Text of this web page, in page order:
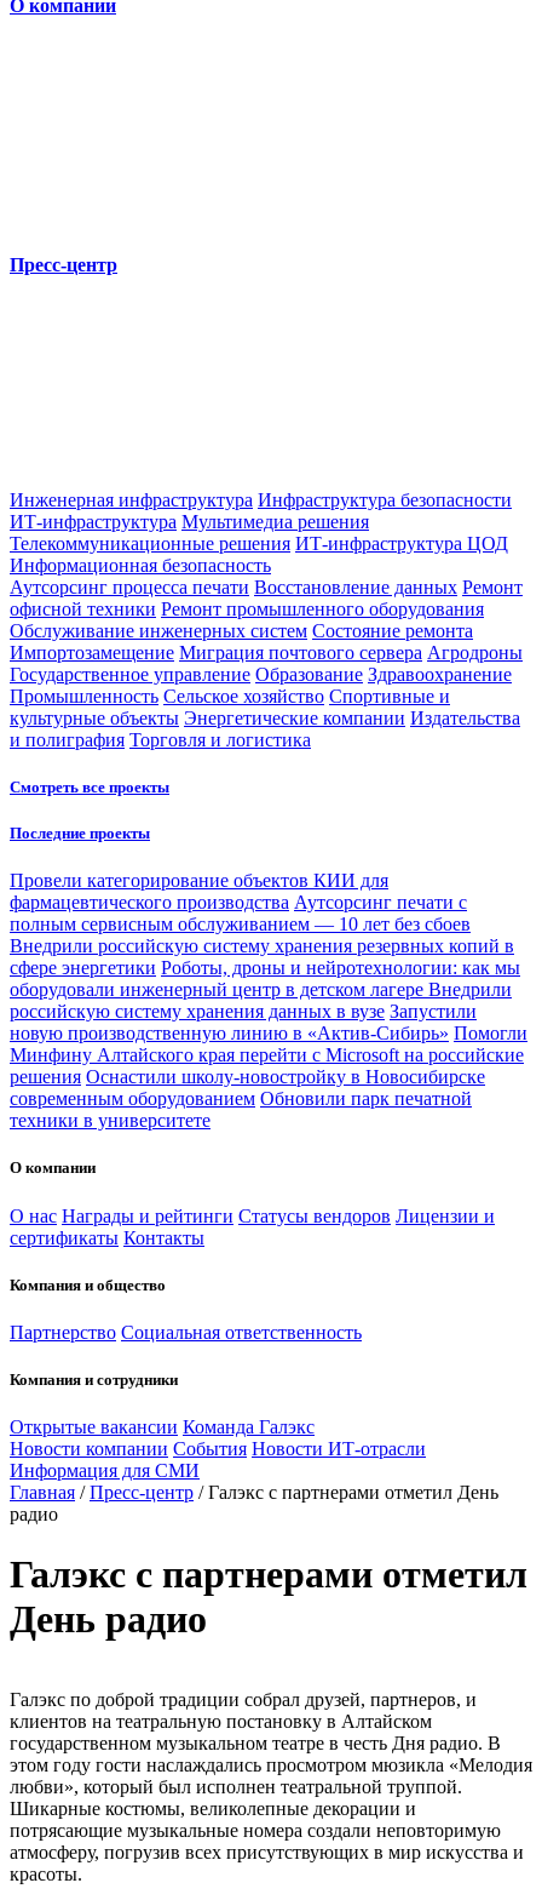
О компании
Пресс-центр
Инженерная инфраструктура Инфраструктура безопасности
ИТ-инфраструктура Мультимедиа решения
Телекоммуникационные решения ИТ-инфраструктура ЦОД
Информационная безопасность
Аутсорсинг процесса печати Восстановление данных Ремонт
офисной техники Ремонт промышленного оборудования
Обслуживание инженерных систем Состояние ремонта
Импортозамещение Миграция почтового сервера Агродроны
Государственное управление Образование Здравоохранение
Промышленность Сельское хозяйство Спортивные и
культурные объекты Энергетические компании Издательства
и полиграфия Торговля и логистика
Смотреть все проекты
Последние проекты
Провели категорирование объектов КИИ для
фармацевтического производства Аутсорсинг печати с
полным сервисным обслуживанием — 10 лет без сбоев
Внедрили российскую систему хранения резервных копий в
сфере энергетики Роботы, дроны и нейротехнологии: как мы
оборудовали инженерный центр в детском лагере Внедрили
российскую систему хранения данных в вузе Запустили
новую производственную линию в «Актив-Сибирь» Помогли
Минфину Алтайского края перейти с Microsoft на российские
решения Оснастили школу-новостройку в Новосибирске
современным оборудованием Обновили парк печатной
техники в университете
О компании
О нас Награды и рейтинги Статусы вендоров Лицензии и
сертификаты Контакты
Компания и общество
Партнерство Социальная ответственность
Компания и сотрудники
Открытые вакансии Команда Галэкс
Новости компании События Новости ИТ-отрасли
Информация для СМИ
Главная / Пресс-центр / Галэкс с партнерами отметил День
радио
Галэкс с партнерами отметил
День радио
Галэкс по доброй традиции собрал друзей, партнеров, и
клиентов на театральную постановку в Алтайском
государственном музыкальном театре в честь Дня радио. В
этом году гости наслаждались просмотром мюзикла «Мелодия
любви», который был исполнен театральной труппой.
Шикарные костюмы, великолепные декорации и
потрясающие музыкальные номера создали неповторимую
атмосферу, погрузив всех присутствующих в мир искусства и
красоты.